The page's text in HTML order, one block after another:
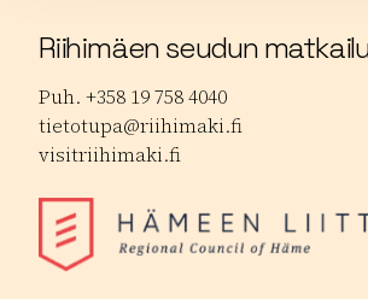
Riihimäen seudun
Puh. +358 19 758 4040
tietotupa@riihimaki.fi
visitriihimaki.fi